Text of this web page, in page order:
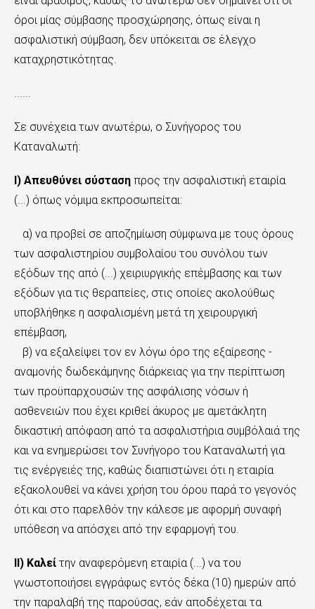
όροι μίας σύμβασης προσχώρησης, όπως είναι η
ασφαλιστική σύμβαση, δεν υπόκειται σε έλεγχο
καταχρηστικότητας.
......
Σε συνέχεια των ανωτέρω, ο Συνήγορος του
Καταναλωτή:
Ι) Απευθύνει σύσταση προς την ασφαλιστική εταιρία
(...) όπως νόμιμα εκπροσωπείται:
α) να προβεί σε αποζημίωση σύμφωνα με τους όρους
των ασφαλιστηρίου συμβολαίου του συνόλου των
εξόδων της από (...) χειριυργικής επέμβασης και των
εξόδων για τις θεραπείες, στις οποίες ακολούθως
υποβλήθηκε η ασφαλισμένη μετά τη χειρουργική
επέμβαση,
β) να εξαλείψει τον εν λόγω όρο της εξαίρεσης -
αναμονής δωδεκάμηνης διάρκειας για την περίπτωση
των προϋπαρχουσών της ασφάλισης νόσων ή
ασθενειών που έχει κριθεί άκυρος με αμετάκλητη
δικαστική απόφαση από τα ασφαλιστήρια συμβόλαιά της
και να ενημερώσει τον Συνήγορο του Καταναλωτή για
τις ενέργειές της, καθώς διαπιστώνει ότι η εταιρία
εξακολουθεί να κάνει χρήση του όρου παρά το γεγονός
ότι και στο παρελθόν την κάλεσε με αφορμή συναφή
υπόθεση να απόσχει από την εφαρμογή του.
ΙΙ) Καλεί την αναφερόμενη εταιρία (...) να του
γνωστοποιήσει εγγράφως εντός δέκα (10) ημερών από
την παραλαβή της παρούσας, εάν αποδέχεται τα